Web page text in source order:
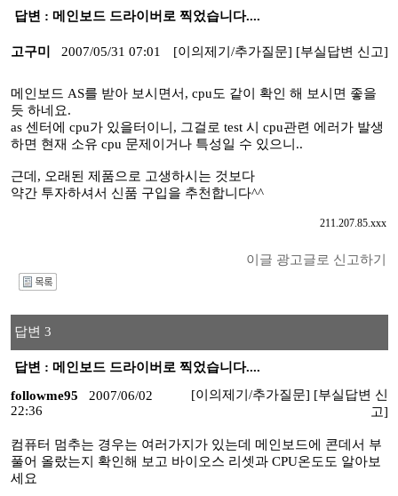
답변 : 메인보드 드라이버로 찍었습니다....
고구미 2007/05/31 07:01 [이의제기/추가질문] [부실답변 신고]
메인보드 AS를 받아 보시면서, cpu도 같이 확인 해 보시면 좋을
듯 하네요.
as 센터에 cpu가 있을터이니, 그걸로 test 시 cpu관련 에러가 발생
하면 현재 소유 cpu 문제이거나 특성일 수 있으니..
근데, 오래된 제품으로 고생하시는 것보다
약간 투자하셔서 신품 구입을 추천합니다^^
211.207.85.xxx
이글 광고글로 신고하기
답변 3
답변 : 메인보드 드라이버로 찍었습니다....
followme95
2007/06/02
22:36
[이의제기/추가질문] [부실답변 신
고]
컴퓨터 멈추는 경우는 여러가지가 있는데 메인보드에 콘데서 부
풀어 올랐는지 확인해 보고 바이오스 리셋과 CPU온도도 알아보
세요